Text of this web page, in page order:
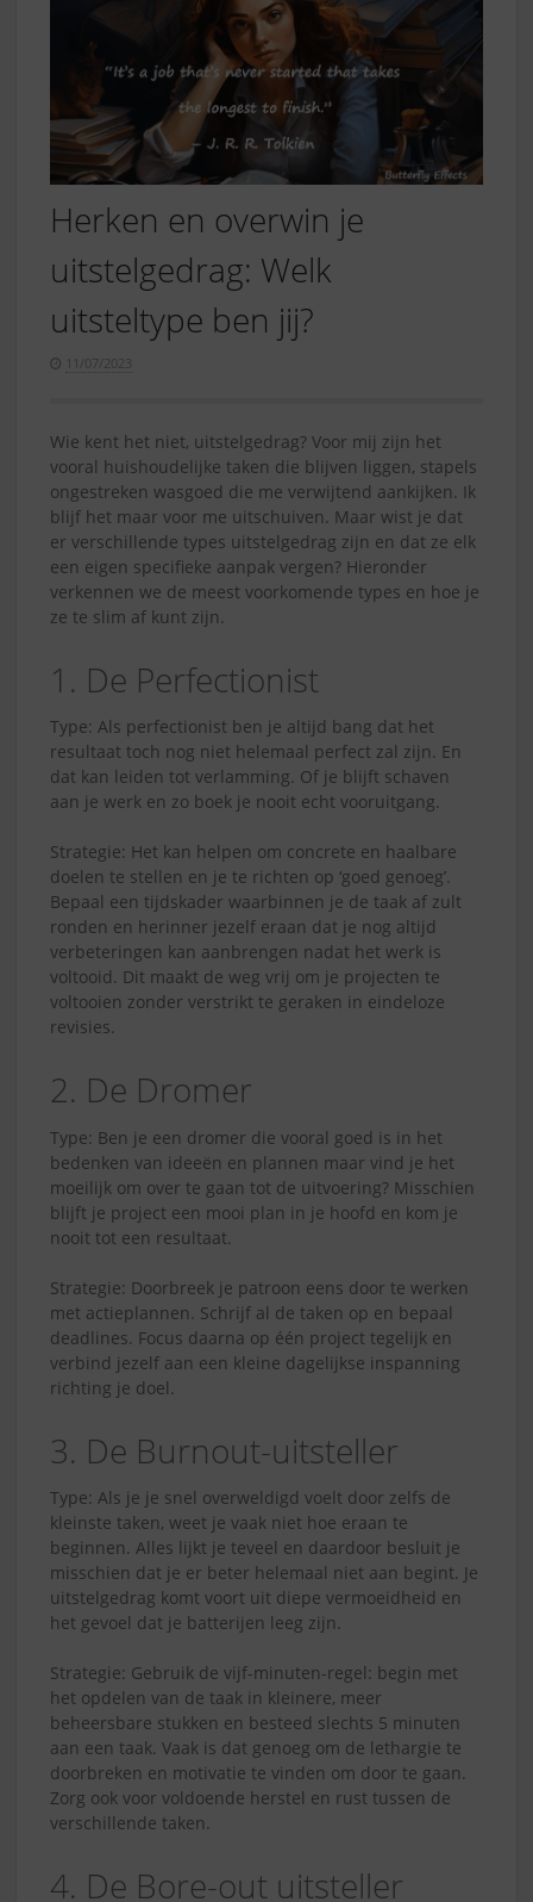
Herken en overwin je
uitstelgedrag: Welk
uitsteltype ben jij?
11/07/2023
Wie kent het niet, uitstelgedrag? Voor mij zijn het
vooral huishoudelijke taken die blijven liggen, stapels
ongestreken wasgoed die me verwijtend aankijken. Ik
blijf het maar voor me uitschuiven. Maar wist je dat
er verschillende types uitstelgedrag zijn en dat ze elk
een eigen specifieke aanpak vergen? Hieronder
verkennen we de meest voorkomende types en hoe je
ze te slim af kunt zijn.
1. De Perfectionist
Type: Als perfectionist ben je altijd bang dat het
resultaat toch nog niet helemaal perfect zal zijn. En
dat kan leiden tot verlamming. Of je blijft schaven
aan je werk en zo boek je nooit echt vooruitgang.
Strategie: Het kan helpen om concrete en haalbare
doelen te stellen en je te richten op ‘goed genoeg’.
Bepaal een tijdskader waarbinnen je de taak af zult
ronden en herinner jezelf eraan dat je nog altijd
verbeteringen kan aanbrengen nadat het werk is
voltooid. Dit maakt de weg vrij om je projecten te
voltooien zonder verstrikt te geraken in eindeloze
revisies.
2. De Dromer
Type: Ben je een dromer die vooral goed is in het
bedenken van ideeën en plannen maar vind je het
moeilijk om over te gaan tot de uitvoering? Misschien
blijft je project een mooi plan in je hoofd en kom je
nooit tot een resultaat.
Strategie: Doorbreek je patroon eens door te werken
met actieplannen. Schrijf al de taken op en bepaal
deadlines. Focus daarna op één project tegelijk en
verbind jezelf aan een kleine dagelijkse inspanning
richting je doel.
3. De Burnout-uitsteller
Type: Als je je snel overweldigd voelt door zelfs de
kleinste taken, weet je vaak niet hoe eraan te
beginnen. Alles lijkt je teveel en daardoor besluit je
misschien dat je er beter helemaal niet aan begint. Je
uitstelgedrag komt voort uit diepe vermoeidheid en
het gevoel dat je batterijen leeg zijn.
Strategie: Gebruik de vijf-minuten-regel: begin met
het opdelen van de taak in kleinere, meer
beheersbare stukken en besteed slechts 5 minuten
aan een taak. Vaak is dat genoeg om de lethargie te
doorbreken en motivatie te vinden om door te gaan.
Zorg ook voor voldoende herstel en rust tussen de
verschillende taken.
4. De Bore-out uitsteller